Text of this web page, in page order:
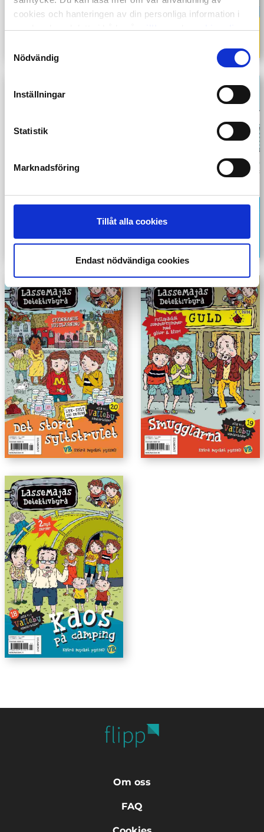
cookies och hanteringen av din personliga information i
samband med detta i både vårvillkorochcookiepolicy.
Nödvändig
Inställningar
Statistik
Marknadsföring
Tillåt alla cookies
Endast nödvändiga cookies
Om oss
FAQ